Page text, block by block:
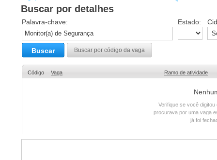
Buscar por detalhes
Palavra-chave: Estado:
Buscar Buscar por código da vaga
Código Vaga Ramo de atividade
Verifique se você
procurava por uma vaga
já foi